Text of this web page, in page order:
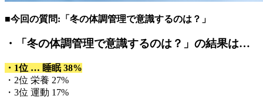
■今回の質問:「冬の体調管理で意識するのは？」
・「冬の体調管理で意識するのは？」 の結果は…
・1位 … 睡眠 38%
・2位 栄養 27%
・3位 運動 17%